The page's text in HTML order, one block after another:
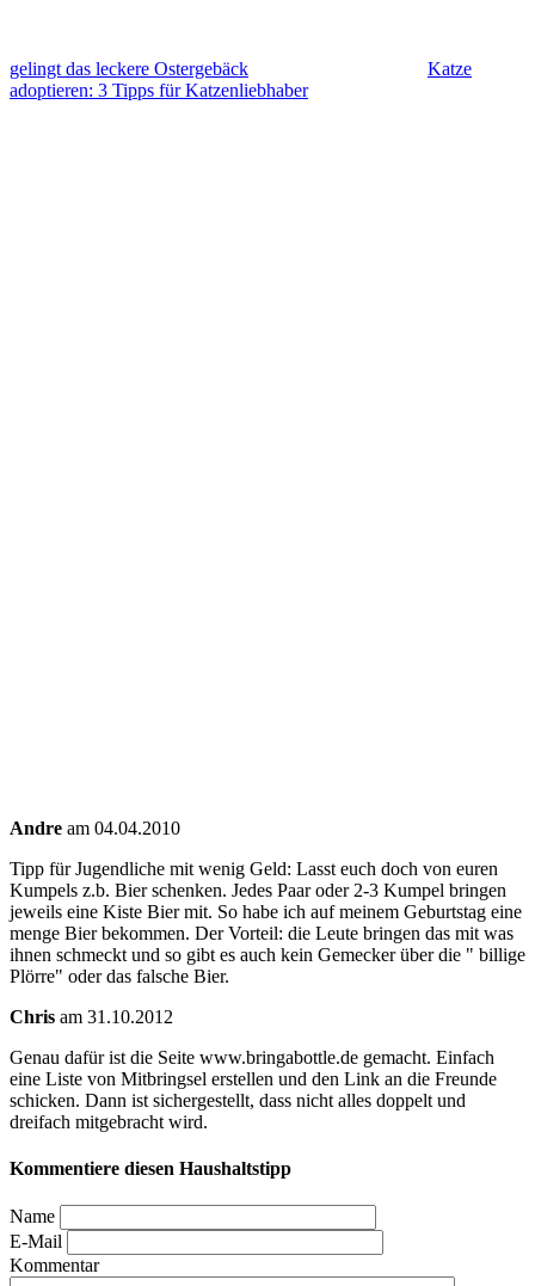
gelingt das leckere Ostergebäck
Katze
adoptieren: 3 Tipps für Katzenliebhaber
Andre am 04.04.2010
Tipp für Jugendliche mit wenig Geld: Lasst euch doch von euren
Kumpels z.b. Bier schenken. Jedes Paar oder 2-3 Kumpel bringen
jeweils eine Kiste Bier mit. So habe ich auf meinem Geburtstag eine
menge Bier bekommen. Der Vorteil: die Leute bringen das mit was
ihnen schmeckt und so gibt es auch kein Gemecker über die " billige
Plörre" oder das falsche Bier.
Chris am 31.10.2012
Genau dafür ist die Seite www.bringabottle.de gemacht. Einfach
eine Liste von Mitbringsel erstellen und den Link an die Freunde
schicken. Dann ist sichergestellt, dass nicht alles doppelt und
dreifach mitgebracht wird.
Kommentiere diesen Haushaltstipp
Name
E-Mail
Kommentar